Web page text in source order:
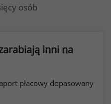
osób
inni na
płacowy dopasowany